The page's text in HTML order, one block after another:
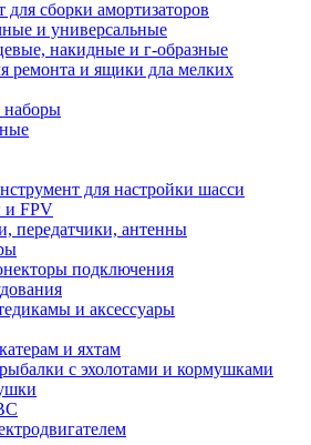
для сборки амортизаторов
и универсальные
накидные и г-образные
ремонта и ящики дла мелких
наборы
для настройки шасси
и FPV
передатчики, антенны
подключения
и аксессуары
и яхтам
с эхолотами и кормушками